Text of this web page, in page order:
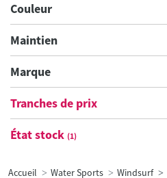
Couleur
Maintien
Marque
Tranches de prix
État stock (1)
Accueil Water Sports Windsurf